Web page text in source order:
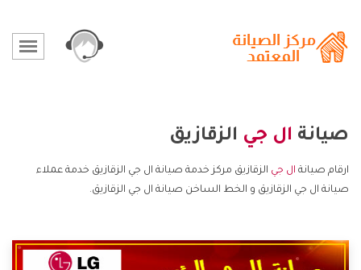
صيانة ال جي الزقازيق
ارقام صيانة ال جي الزقازيق مركز خدمة صيانة ال جي الزقازيق خدمة عملاء
صيانة ال جي الزقازيق و الخط الساخن صيانة ال جي الزقازيق.